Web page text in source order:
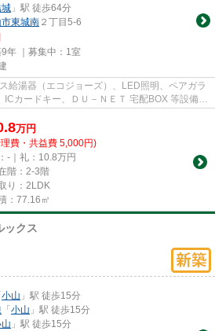
」駅 徒歩64分
東城南 ２丁目5-6
年 ｜募集中： 1室
給湯器（エコジョーズ）、LED照明、ペアガラ
カードキー、ＤＵ－ＮＥＴ 宅配BOX 等設備充
万円
費・共益費 5,000円)
-｜礼：10.8万円
階：2-3階
り：2LDK
：77.16㎡
ックス
小山 」駅 徒歩15分
「小山 」駅 徒歩15分
」駅 徒歩15分